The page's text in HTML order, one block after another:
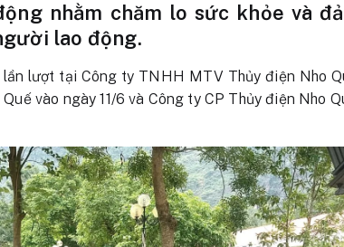
nhằm chăm lo sức khỏe và
lao động.
lượt tại Công ty TNHH MTV Thủy điện Nho
vào ngày 11/6 và Công ty CP Thủy điện Nho